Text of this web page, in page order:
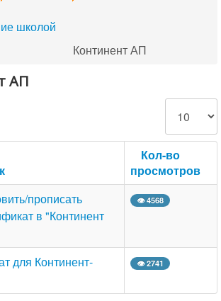
школой
Континент АП
АП
Кол-во
Кол-во
просмотров
прописать
в "Континент
👁 4568
для Континент-
👁 2741